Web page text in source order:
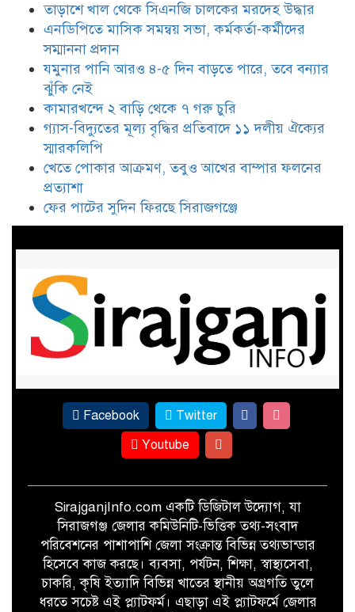
যমুনার পানি আরও ৪-৫ দিন বাড়তে
পারে, তবে বন্যার ঝুঁকি নেই
কামারখন্দে ২ বাড়ি থেকে ৭ গরু চুরি
গ্যাস-বিদ্যুতের মূল্য বৃদ্ধির প্রতিবাদে
খেতে পোকার আক্রমণ, তবুও আখের
ফের পাটের সুদিন ফিরছে সিরাজগঞ্জে
তাড়াশে খাল থেকে সিএনজি চালকের মরদেহ উদ্ধার
এনডিপিতে মাসিক সমন্বয় সভা, কর্মকর্তা-কর্মীদের
সম্মাননা প্রদান
যমুনার পানি আরও ৪-৫ দিন বাড়তে পারে, তবে বন্যার
ঝুঁকি নেই
কামারখন্দে ২ বাড়ি থেকে ৭ গরু চুরি
গ্যাস-বিদ্যুতের মূল্য বৃদ্ধির প্রতিবাদে ১১ দলীয় ঐক্যের
স্মারকলিপি
খেতে পোকার আক্রমণ, তবুও আখের বাম্পার ফলনের
প্রত্যাশা
ফের পাটের সুদিন ফিরছে সিরাজগঞ্জে
Facebook
Twitter
Youtube
SirajganjInfo.com একটি ডিজিটাল উদ্যোগ, যা
সিরাজগঞ্জ জেলার কমিউনিটি-ভিত্তিক তথ্য-সংবাদ
পরিবেশনের পাশাপাশি জেলা সংক্রান্ত বিভিন্ন তথ্যভান্ডার
হিসেবে কাজ করছে। ব্যবসা, পর্যটন, শিক্ষা, স্বাস্থ্যসেবা,
চাকরি, কৃষি ইত্যাদি বিভিন্ন খাতের স্থানীয় অগ্রগতি তুলে
ধরতে সচেষ্ট এই প্ল্যাটফর্ম। এছাড়া এই প্ল্যাটফর্মে জেলার